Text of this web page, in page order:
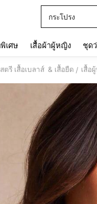
กระโปรง
เศษ เสื้อผ้าผู้หญิง ชุด
สตรี เสื้อเบลาส์ & เสื้อยืด / เสื้อ